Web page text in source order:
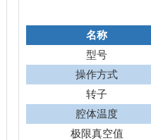
名称
型号
操作方式
转子
腔体温度
极限真空值